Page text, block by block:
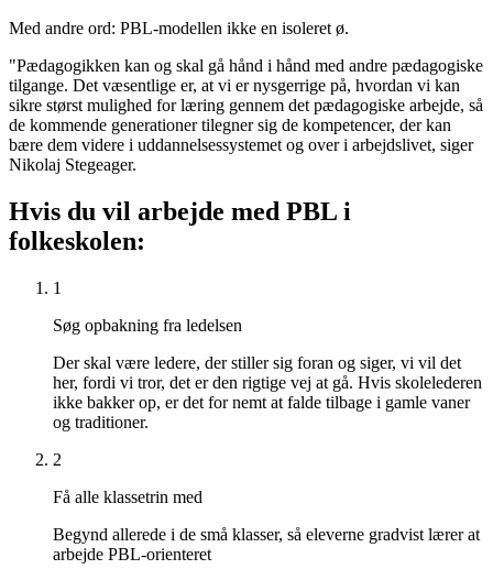
Med andre ord: PBL-modellen ikke en isoleret ø.
"Pædagogikken kan og skal gå hånd i hånd med andre pædagogiske
tilgange. Det væsentlige er, at vi er nysgerrige på, hvordan vi kan
sikre størst mulighed for læring gennem det pædagogiske arbejde, så
de kommende generationer tilegner sig de kompetencer, der kan
bære dem videre i uddannelsessystemet og over i arbejdslivet, siger
Nikolaj Stegeager.
Hvis du vil arbejde med PBL i
folkeskolen:
1
Søg opbakning fra ledelsen
Der skal være ledere, der stiller sig foran og siger, vi vil det
her, fordi vi tror, det er den rigtige vej at gå. Hvis skolelederen
ikke bakker op, er det for nemt at falde tilbage i gamle vaner
og traditioner.
2
Få alle klassetrin med
Begynd allerede i de små klasser, så eleverne gradvist lærer at
arbejde PBL-orienteret